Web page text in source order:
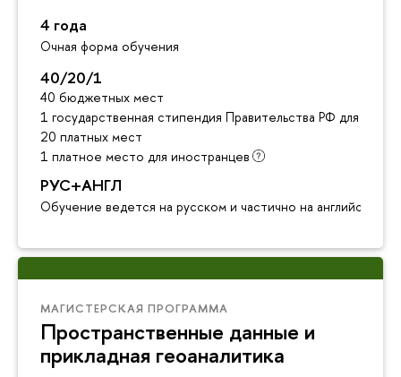
4 года
Очная форма обучения
40/20/1
40 бюджетных мест
1 государственная стипендия Правительства РФ для
20 платных мест
1 платное место для иностранцев
РУС+АНГЛ
Обучение ведется на русском и частично на английском
МАГИСТЕРСКАЯ ПРОГРАММА
Пространственные данные и
прикладная геоаналитика